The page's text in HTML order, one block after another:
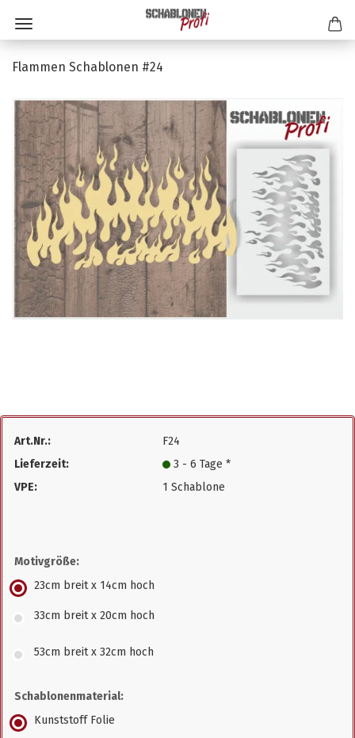
Flammen Schablonen #24
Art.Nr.:
F24
Lieferzeit:
3 - 6 Tage *
VPE:
1 Schablone
Motivgröße:
23cm breit x 14cm hoch
33cm breit x 20cm hoch
53cm breit x 32cm hoch
Schablonenmaterial:
Kunststoff Folie